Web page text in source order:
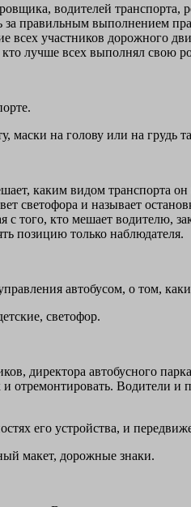
водителей
правильным выполнением
участников дорожного
лучше всех выполнял свою
маски на голову или на
каким видом транспорта
светофора и называет
того, кто мешает водителю,
позицию только наблюдателя.
автобусом, о том,
светофор.
директора автобусного
и отремонтировать.
его устройства, и
макет, дорожные знаки.